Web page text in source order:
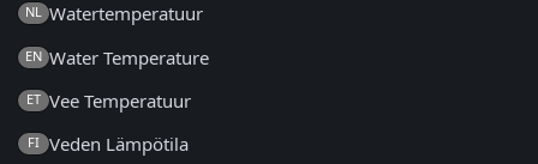
NL Watertemperatuur
EN Water Temperature
ET Vee Temperatuur
FI Veden Lämpötila